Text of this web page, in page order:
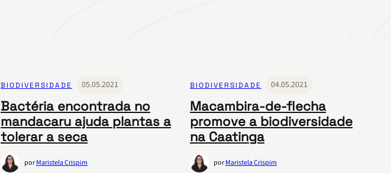
BIODIVERSIDADE 05.05.2021
Bactéria encontrada no
mandacaru ajuda plantas a
tolerar a seca
porMaristela Crispim
BIODIVERSIDADE 04.05.2021
Macambira-de-flecha
promove a biodiversidade
na Caatinga
porMaristela Crispim